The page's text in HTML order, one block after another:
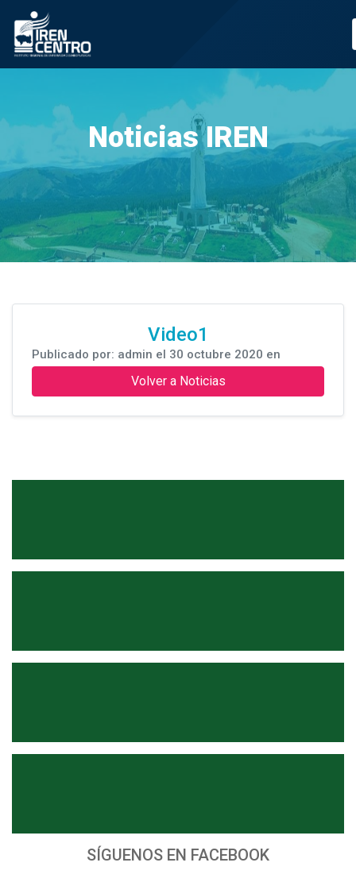
Prueba
Noticias IREN
Video1
Publicado por: admin el 30 octubre 2020 en
Volver a Noticias
SÍGUENOS EN FACEBOOK